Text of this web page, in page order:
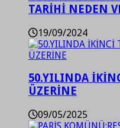
TARİHİ NEDEN
19/09/2024
50.YILINDA
ÜZERİNE
09/05/2025